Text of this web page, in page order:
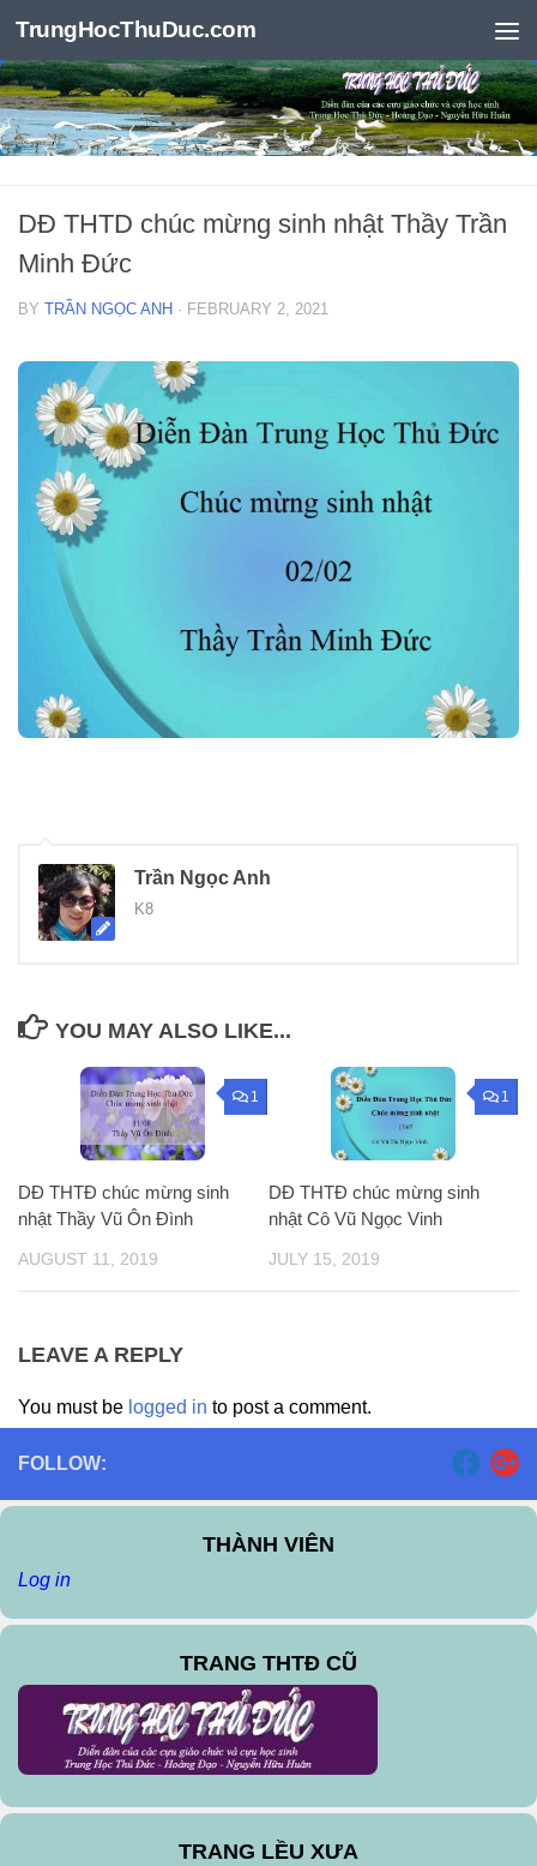
Skip to content
TrungHocThuDuc.com
DĐ THTD chúc mừng sinh nhật Thầy Trần
Minh Đức
BY TRẦN NGỌC ANH · FEBRUARY 2, 2021
Trần Ngọc Anh
K8
YOU MAY ALSO LIKE...
1
DĐ THTĐ chúc mừng sinh
nhật Thầy Vũ Ôn Đình
AUGUST 11, 2019
1
DĐ THTĐ chúc mừng sinh
nhật Cô Vũ Ngọc Vinh
JULY 15, 2019
LEAVE A REPLY
You must be logged in to post a comment.
FOLLOW:
THÀNH VIÊN
Log in
TRANG THTĐ CŨ
TRANG LỀU XƯA